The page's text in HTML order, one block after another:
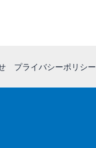
プライバシーポリシー